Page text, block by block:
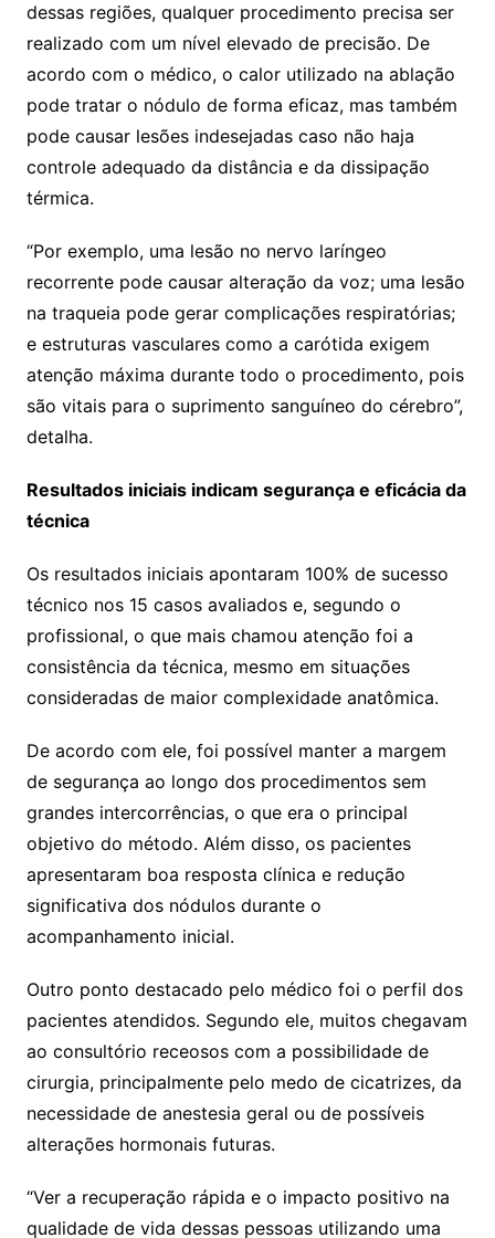
dessas regiões, qualquer procedimento precisa ser
realizado com um nível elevado de precisão. De
acordo com o médico, o calor utilizado na ablação
pode tratar o nódulo de forma eficaz, mas também
pode causar lesões indesejadas caso não haja
controle adequado da distância e da dissipação
térmica.
“Por exemplo, uma lesão no nervo laríngeo
recorrente pode causar alteração da voz; uma lesão
na traqueia pode gerar complicações respiratórias;
e estruturas vasculares como a carótida exigem
atenção máxima durante todo o procedimento, pois
são vitais para o suprimento sanguíneo do cérebro”,
detalha.
Resultados iniciais indicam segurança e eficácia da
técnica
Os resultados iniciais apontaram 100% de sucesso
técnico nos 15 casos avaliados e, segundo o
profissional, o que mais chamou atenção foi a
consistência da técnica, mesmo em situações
consideradas de maior complexidade anatômica.
De acordo com ele, foi possível manter a margem
de segurança ao longo dos procedimentos sem
grandes intercorrências, o que era o principal
objetivo do método. Além disso, os pacientes
apresentaram boa resposta clínica e redução
significativa dos nódulos durante o
acompanhamento inicial.
Outro ponto destacado pelo médico foi o perfil dos
pacientes atendidos. Segundo ele, muitos chegavam
ao consultório receosos com a possibilidade de
cirurgia, principalmente pelo medo de cicatrizes, da
necessidade de anestesia geral ou de possíveis
alterações hormonais futuras.
“Ver a recuperação rápida e o impacto positivo na
qualidade de vida dessas pessoas utilizando uma